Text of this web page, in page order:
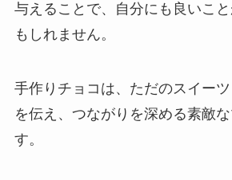
与えることで、自分にも良いこ
もしれません。
手作りチョコは、ただのスイー
を伝え、つながりを深める素敵
す。